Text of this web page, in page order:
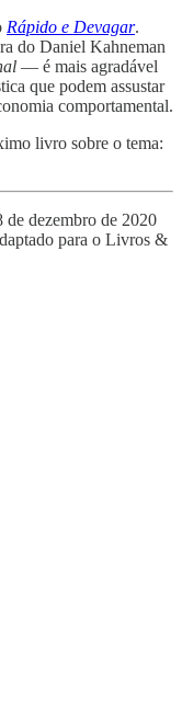
Rápido e Devagar.
do Daniel Kahneman
— é mais agradável
que podem assustar
comportamental.
livro sobre o tema:
dezembro de 2020
para o Livros &